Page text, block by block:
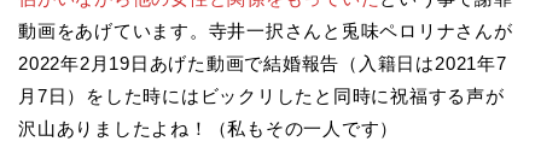
動画をあげています。寺井一択さんと兎味ペロリナさんが
2022年2月19日あげた動画で結婚報告（入籍日は2021年7
月7日）をした時にはビックリしたと同時に祝福する声が
沢山ありましたよね！（私もその一人です）